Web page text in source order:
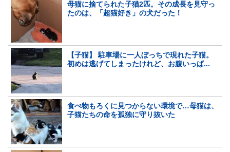
母猫に捨てられた子猫2匹。その成長を見守っ
たのは、「超猫好き」の犬だった！
【子猫】 駐車場に一人ぼっちで現れた子猫。
初めは逃げてしまったけれど、お腹いっぱ...
食べ物もろくに見つからない環境で…母猫は、
子猫たちの命を孤独に守り抜いた